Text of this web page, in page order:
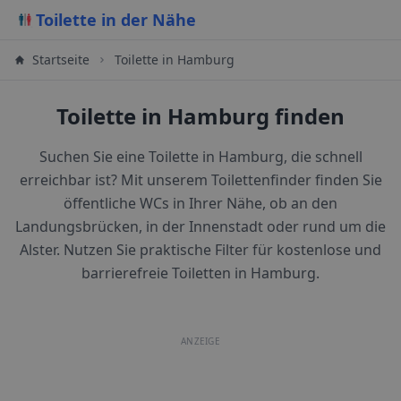
Toilette in der Nähe
Startseite Toilette in Hamburg
Toilette in Hamburg finden
Suchen Sie eine Toilette in Hamburg, die schnell
erreichbar ist? Mit unserem Toilettenfinder finden Sie
öffentliche WCs in Ihrer Nähe, ob an den
Landungsbrücken, in der Innenstadt oder rund um die
Alster. Nutzen Sie praktische Filter für kostenlose und
barrierefreie Toiletten in Hamburg.
ANZEIGE